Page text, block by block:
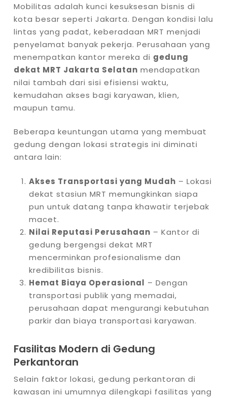
Mobilitas adalah kunci kesuksesan bisnis di
kota besar seperti Jakarta. Dengan kondisi lalu
lintas yang padat, keberadaan MRT menjadi
penyelamat banyak pekerja. Perusahaan yang
menempatkan kantor mereka di gedung
dekat MRT Jakarta Selatan mendapatkan
nilai tambah dari sisi efisiensi waktu,
kemudahan akses bagi karyawan, klien,
maupun tamu.
Beberapa keuntungan utama yang membuat
gedung dengan lokasi strategis ini diminati
antara lain:
Akses Transportasi yang Mudah – Lokasi
dekat stasiun MRT memungkinkan siapa
pun untuk datang tanpa khawatir terjebak
macet.
Nilai Reputasi Perusahaan – Kantor di
gedung bergengsi dekat MRT
mencerminkan profesionalisme dan
kredibilitas bisnis.
Hemat Biaya Operasional – Dengan
transportasi publik yang memadai,
perusahaan dapat mengurangi kebutuhan
parkir dan biaya transportasi karyawan.
Fasilitas Modern di Gedung
Perkantoran
Selain faktor lokasi, gedung perkantoran di
kawasan ini umumnya dilengkapi fasilitas yang